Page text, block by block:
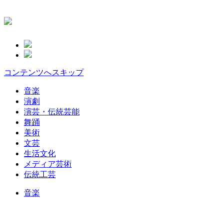
コンテンツへスキップ
音楽
演劇
演芸・伝統芸能
舞踊
美術
文芸
生活文化
メディア芸術
伝統工芸
音楽